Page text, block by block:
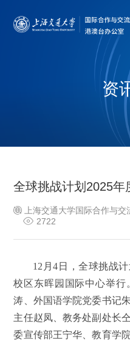
资
全球挑战计划2025
上海交通大学国际合作与交
2722
12月4日，全球挑战
校区东晖园国际中心举
涛、外国语学院党委书记
主任赵凤、教务处副处长
委宣传部王宁华、教育学